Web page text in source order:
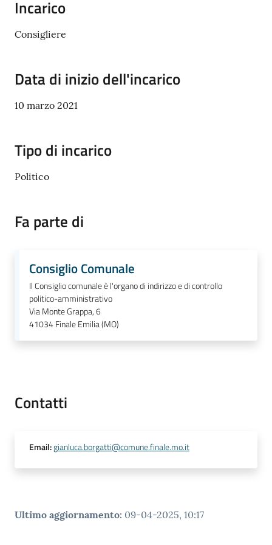
e
o
SUE
argomenti...
su
Incarico
Consigliere
Data di inizio dell'incarico
10 marzo 2021
Tipo di incarico
Politico
Fa parte di
Consiglio Comunale
Il Consiglio comunale è l'organo di indirizzo e di controllo
politico-amministrativo
Via Monte Grappa, 6
41034Finale Emilia (MO)
Contatti
Email:gianluca.borgatti@comune.finale.mo.it
Ultimo aggiornamento: 09-04-2025, 10:17